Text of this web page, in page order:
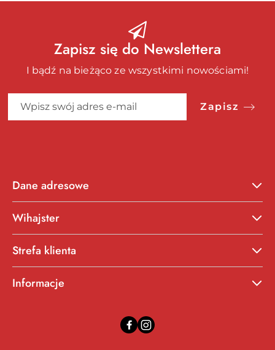
Zapisz się do Newslettera
I bądź na bieżąco ze wszystkimi nowościami!
Zapisz
Dane adresowe
Wihajster
Strefa klienta
Informacje